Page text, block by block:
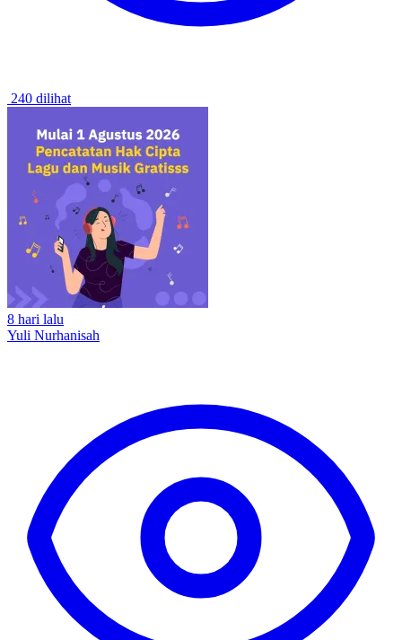
240 dilihat
8 hari lalu
Yuli Nurhanisah